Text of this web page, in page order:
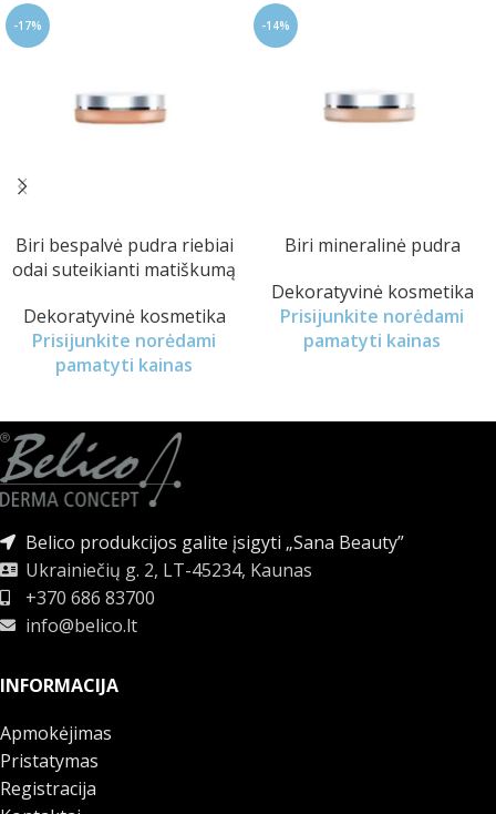
-17%
Biri bespalvė pudra riebiai
odai suteikianti matiškumą
Dekoratyvinė kosmetika
Prisijunkite norėdami
pamatyti kainas
-14%
Biri mineralinė pudra
Dekoratyvinė kosmetika
Prisijunkite norėdami
pamatyti kainas
Belico produkcijos galite įsigyti „Sana Beauty”
Ukrainiečių g. 2, LT-45234, Kaunas
+370 686 83700
info@belico.lt
INFORMACIJA
Apmokėjimas
Pristatymas
Registracija